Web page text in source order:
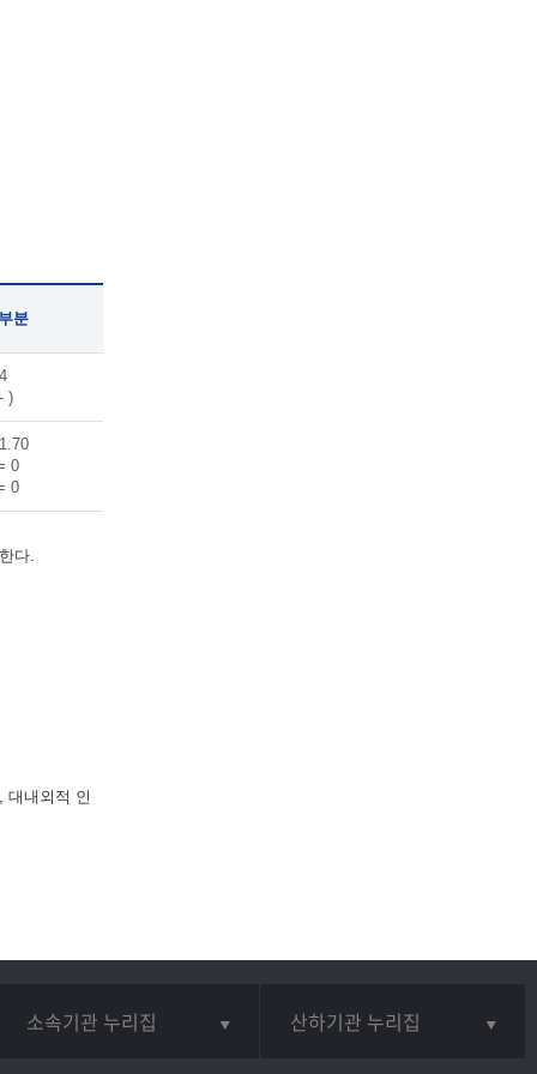
분
)
0
0
다.
대내외적 인
소속기관 누리집 산하기관 누리집